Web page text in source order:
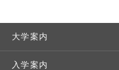
大学案内
敬和学園大学とは
入学案内